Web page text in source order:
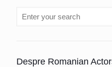
Despre Romanian